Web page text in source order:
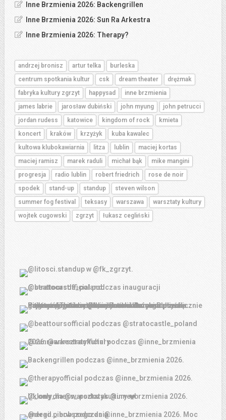
Inne Brzmienia 2026: Backengrillen
Inne Brzmienia 2026: Sun Ra Arkestra
Inne Brzmienia 2026: Therapy?
andrzej bronisz artur telka
burleska
centrum spotkania kultur
csk dream theater
drężmak
fabryka kultury zgrzyt
happysad
inne brzmienia
james labrie
jarosław dubiński john myung
john petrucci
jordan rudess
katowice kingdom of rock
kmieta
koncert
kraków krzyżyk
kuba kawalec
kultowa klubokawiarnia
litza lublin
maciej kortas
maciej ramisz
marek raduli michał bąk
mike mangini
progresja
radio lublin robert friedrich
rose de noir
spodek
stand-up standup
steven wilson
summer fog festival
teksasy warszawa
warsztaty kultury
wojtek cugowski
zgrzyt łukasz cegliński